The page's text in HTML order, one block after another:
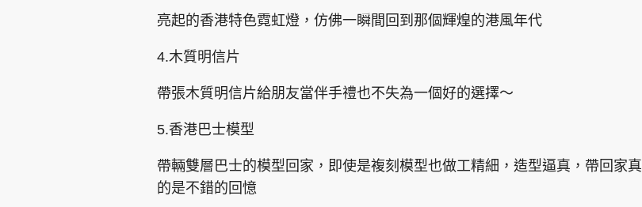
亮起的香港特色霓虹燈，仿佛一瞬間回到那個輝煌的港風年代
4.木質明信片
帶張木質明信片給朋友當伴手禮也不失為一個好的選擇～
5.香港巴士模型
帶輛雙層巴士的模型回家，即使是複刻模型也做工精細，造型逼真，帶回家真
的是不錯的回憶